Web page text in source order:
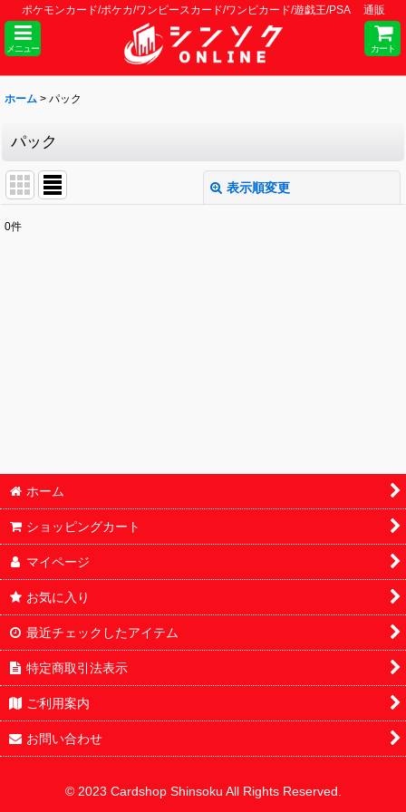
ポケモンカード/ポケカ/ワンピースカード/ワンピカード/遊戯王/PSA 通販
メニュー カート
ホーム > パック
パック
表示順変更
0件
ホーム
ショッピングカート
マイページ
お気に入り
最近チェックしたアイテム
特定商取引法表示
ご利用案内
お問い合わせ
© 2023 Cardshop Shinsoku All Rights Reserved.